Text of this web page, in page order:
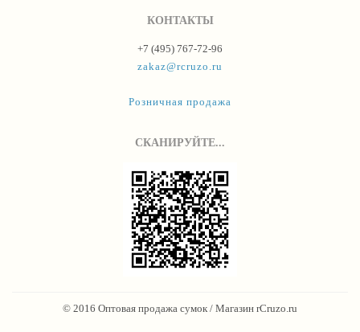
КОНТАКТЫ
+7 (495) 767-72-96
zakaz@rcruzo.ru
Розничная продажа
СКАНИРУЙТЕ...
© 2016 Оптовая продажа сумок / Магазин rCruzo.ru